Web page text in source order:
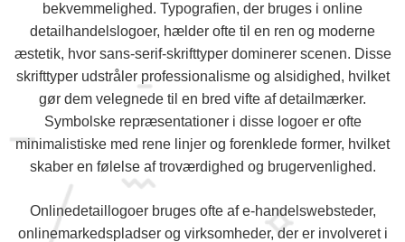
bekvemmelighed. Typografien, der bruges i online
detailhandelslogoer, hælder ofte til en ren og moderne
æstetik, hvor sans-serif-skrifttyper dominerer scenen. Disse
skrifttyper udstråler professionalisme og alsidighed, hvilket
gør dem velegnede til en bred vifte af detailmærker.
Symbolske repræsentationer i disse logoer er ofte
minimalistiske med rene linjer og forenklede former, hvilket
skaber en følelse af troværdighed og brugervenlighed.
Onlinedetaillogoer bruges ofte af e-handelswebsteder,
onlinemarkedspladser og virksomheder, der er involveret i